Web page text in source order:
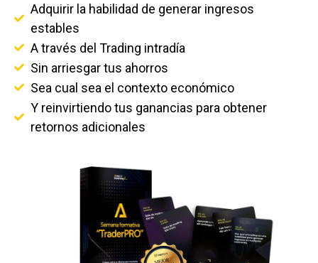
Adquirir la habilidad de generar ingresos
estables
A través del Trading intradía
Sin arriesgar tus ahorros
Sea cual sea el contexto económico
Y reinvirtiendo tus ganancias para obtener
retornos adicionales